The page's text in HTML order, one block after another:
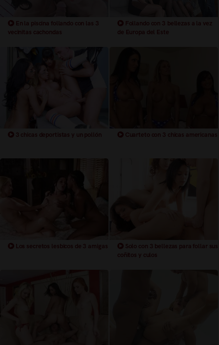
En la piscina follando con las 3
vecinitas cachondas
Follando con 3 bellezas a la vez
de Europa del Este
3 chicas deportistas y un pollón Cuarteto con 3 chicas americanas
Los secretos lesbicos de 3 amigas
Solo con 3 bellezas para follar sus
coñitos y culos